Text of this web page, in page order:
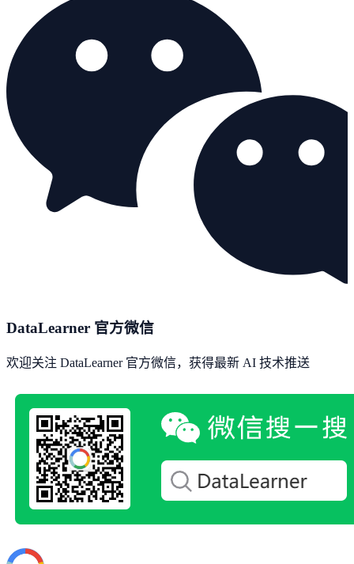
DataLearner 官方微信
欢迎关注 DataLearner 官方微信，获得最新 AI 技术推送